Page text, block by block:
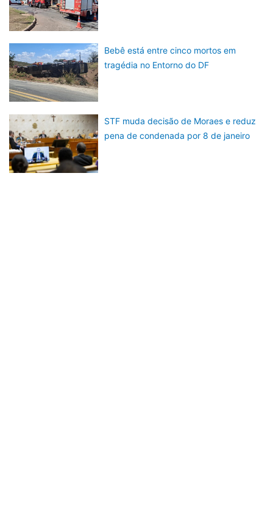
Bebê está entre cinco mortos em
tragédia no Entorno do DF
STF muda decisão de Moraes e reduz
pena de condenada por 8 de janeiro